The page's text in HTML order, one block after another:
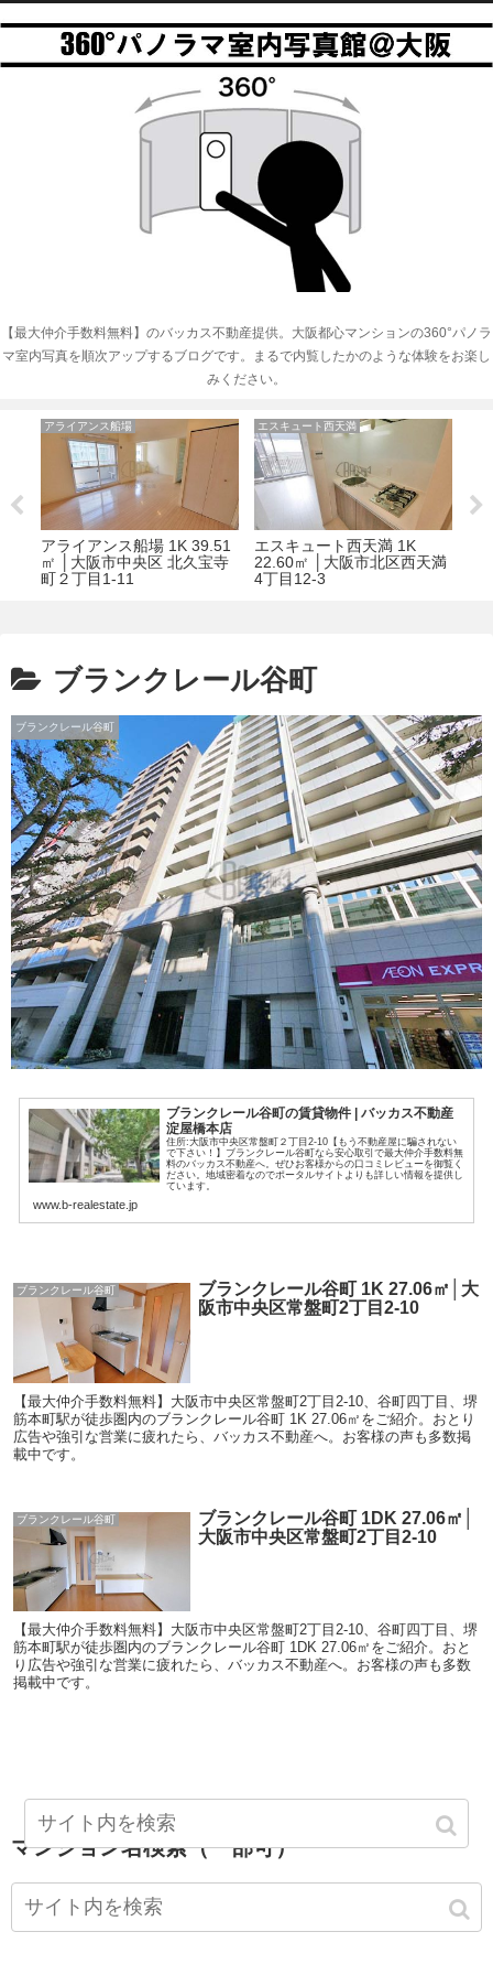
【最大仲介手数料無料】のバッカス不動産提供。大阪都心マンションの360°パノラ
マ室内写真を順次アップするブログです。まるで内覧したかのような体験をお楽し
みください。
アライアンス船場
アライアンス船場 1K 39.51
㎡ │大阪市中央区 北久宝寺
町２丁目1-11
エスキュート西天満
エスキュート西天満 1K
22.60㎡ │大阪市北区西天満
4丁目12-3
ブランクレール谷町
ブランクレール谷町
ブランクレール谷町の賃貸物件 | バッカス不動産
淀屋橋本店
住所:大阪市中央区常盤町２丁目2-10【もう不動産屋に騙されない
で下さい！】ブランクレール谷町なら安心取引で最大仲介手数料無
料のバッカス不動産へ。ぜひお客様からの口コミレビューを御覧く
ださい。地域密着なのでポータルサイトよりも詳しい情報を提供し
ています。
www.b-realestate.jp
ブランクレール谷町
ブランクレール谷町 1K 27.06㎡│大
阪市中央区常盤町2丁目2-10
【最大仲介手数料無料】大阪市中央区常盤町2丁目2-10、谷町四丁目、堺
筋本町駅が徒歩圏内のブランクレール谷町 1K 27.06㎡をご紹介。おとり
広告や強引な営業に疲れたら、バッカス不動産へ。お客様の声も多数掲
載中です。
ブランクレール谷町
ブランクレール谷町 1DK 27.06㎡│
大阪市中央区常盤町2丁目2-10
【最大仲介手数料無料】大阪市中央区常盤町2丁目2-10、谷町四丁目、堺
筋本町駅が徒歩圏内のブランクレール谷町 1DK 27.06㎡をご紹介。おと
り広告や強引な営業に疲れたら、バッカス不動産へ。お客様の声も多数
掲載中です。
マンション名検索（一部可）